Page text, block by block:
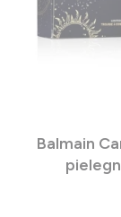
Balmain